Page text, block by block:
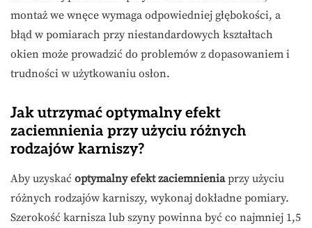
montaż we wnęce wymaga odpowiedniej głębokości, a
błąd w pomiarach przy niestandardowych kształtach
okien może prowadzić do problemów z dopasowaniem i
trudności w użytkowaniu osłon.
Jak utrzymać optymalny efekt
zaciemnienia przy użyciu różnych
rodzajów karniszy?
Aby uzyskać optymalny efekt zaciemnieniaprzy użyciu
różnych rodzajów karniszy, wykonaj dokładne pomiary.
Szerokość karnisza lub szyny powinna być co najmniej 1,5